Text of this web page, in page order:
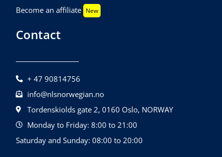
Become an affiliate New
Contact
+ 47 90814756
info@nlsnorwegian.no
Tordenskiolds gate 2, 0160 Oslo, NORWAY
Monday to Friday: 8:00 to 21:00
Saturday and Sunday: 08:00 to 20:00